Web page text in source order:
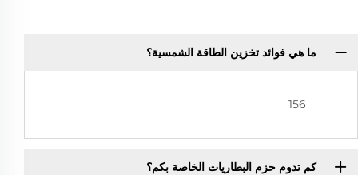
ما هي فوائد تخزين الطاقة الشمسية؟
156
كم تدوم حزم البطاريات الخاصة بكم؟